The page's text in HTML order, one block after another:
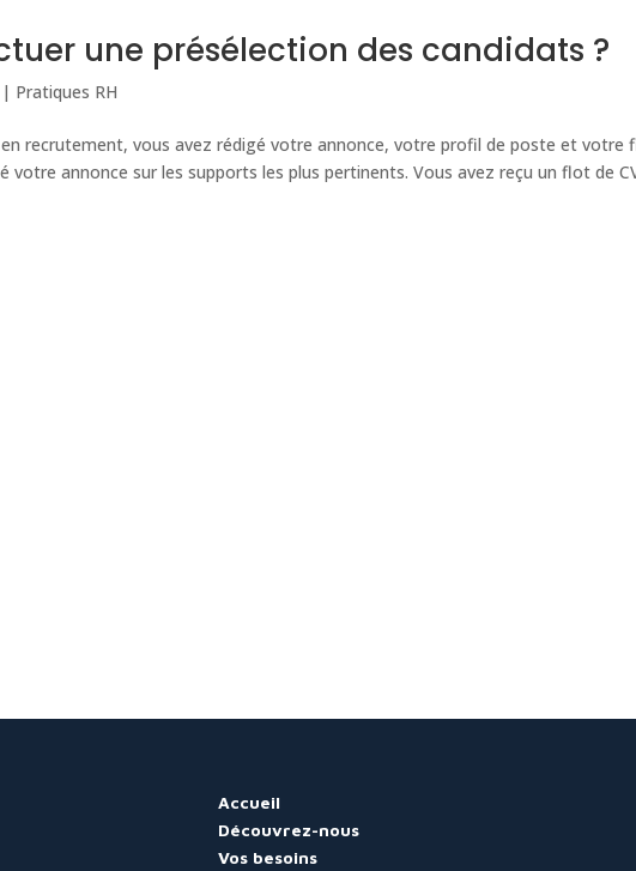
une présélection des candidats ?
| Pratiques RH
recrutement, vous avez rédigé votre annonce, votre profil de poste et votre
votre annonce sur les supports les plus pertinents. Vous avez reçu un flot de
Accueil
Découvrez-nous
Vos besoins